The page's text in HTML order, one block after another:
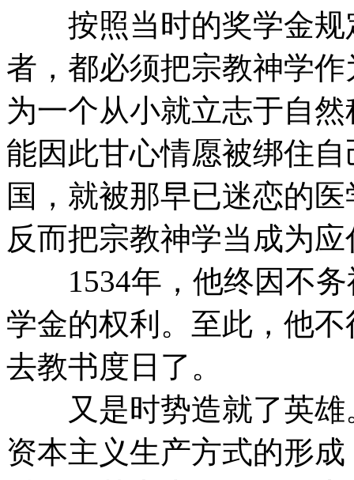
按照当时的奖学金规
者，都必须把宗教神学
为一个从小就立志于自
能因此甘心情愿被绑住
国，就被那早已迷恋的
反而把宗教神学当成为
1534年，他终因不务
学金的权利。至此，他
去教书度日了。
又是时势造就了英雄
资本主义生产方式的形